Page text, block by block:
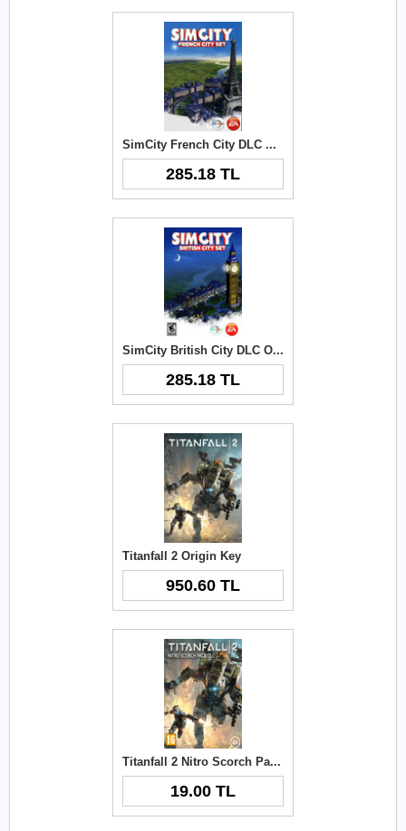
SimCity French City DLC Origin Key
285.18 TL
SimCity British City DLC Origin Key
285.18 TL
Titanfall 2 Origin Key
950.60 TL
Titanfall 2 Nitro Scorch Pack Origin Cd Key
19.00 TL